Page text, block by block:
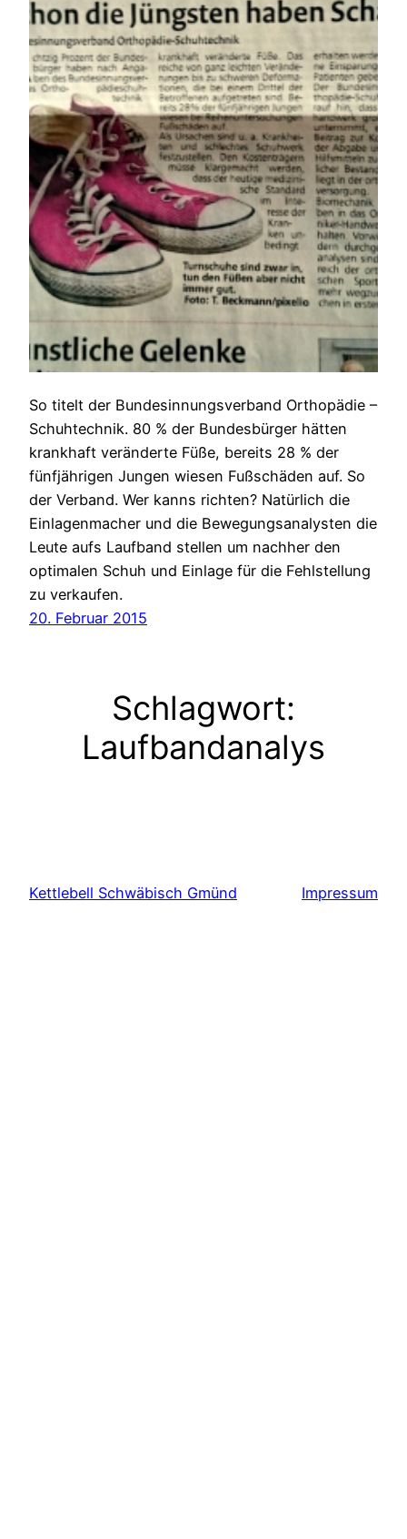
So titelt der Bundesinnungsverband Orthopädie –
Schuhtechnik. 80 % der Bundesbürger hätten
krankhaft veränderte Füße, bereits 28 % der
fünfjährigen Jungen wiesen Fußschäden auf. So
der Verband. Wer kanns richten? Natürlich die
Einlagenmacher und die Bewegungsanalysten die
Leute aufs Laufband stellen um nachher den
optimalen Schuh und Einlage für die Fehlstellung
zu verkaufen.
20. Februar 2015
Schlagwort:
Laufbandanalys
Kettlebell Schwäbisch Gmünd Impressum